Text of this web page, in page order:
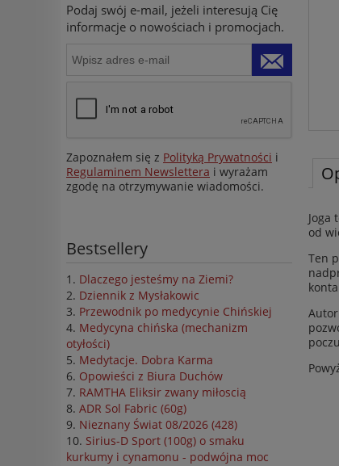
Podaj swój e-mail, jeżeli interesują Cię
informacje o nowościach i promocjach.
Zapoznałem się z Polityką Prywatności i
Regulaminem Newslettera i wyrażam
zgodę na otrzymywanie wiadomości.
Bestsellery
Dlaczego jesteśmy na Ziemi?
Dziennik z Mysłakowic
Przewodnik po medycynie Chińskiej
Medycyna chińska (mechanizm
otyłości)
Medytacje. Dobra Karma
Opowieści z Biura Duchów
RAMTHA Eliksir zwany miłoscią
ADR Sol Fabric (60g)
Nieznany Świat 08/2026 (428)
Sirius-D Sport (100g) o smaku
kurkumy i cynamonu - podwójna moc
Joga
od
Ten